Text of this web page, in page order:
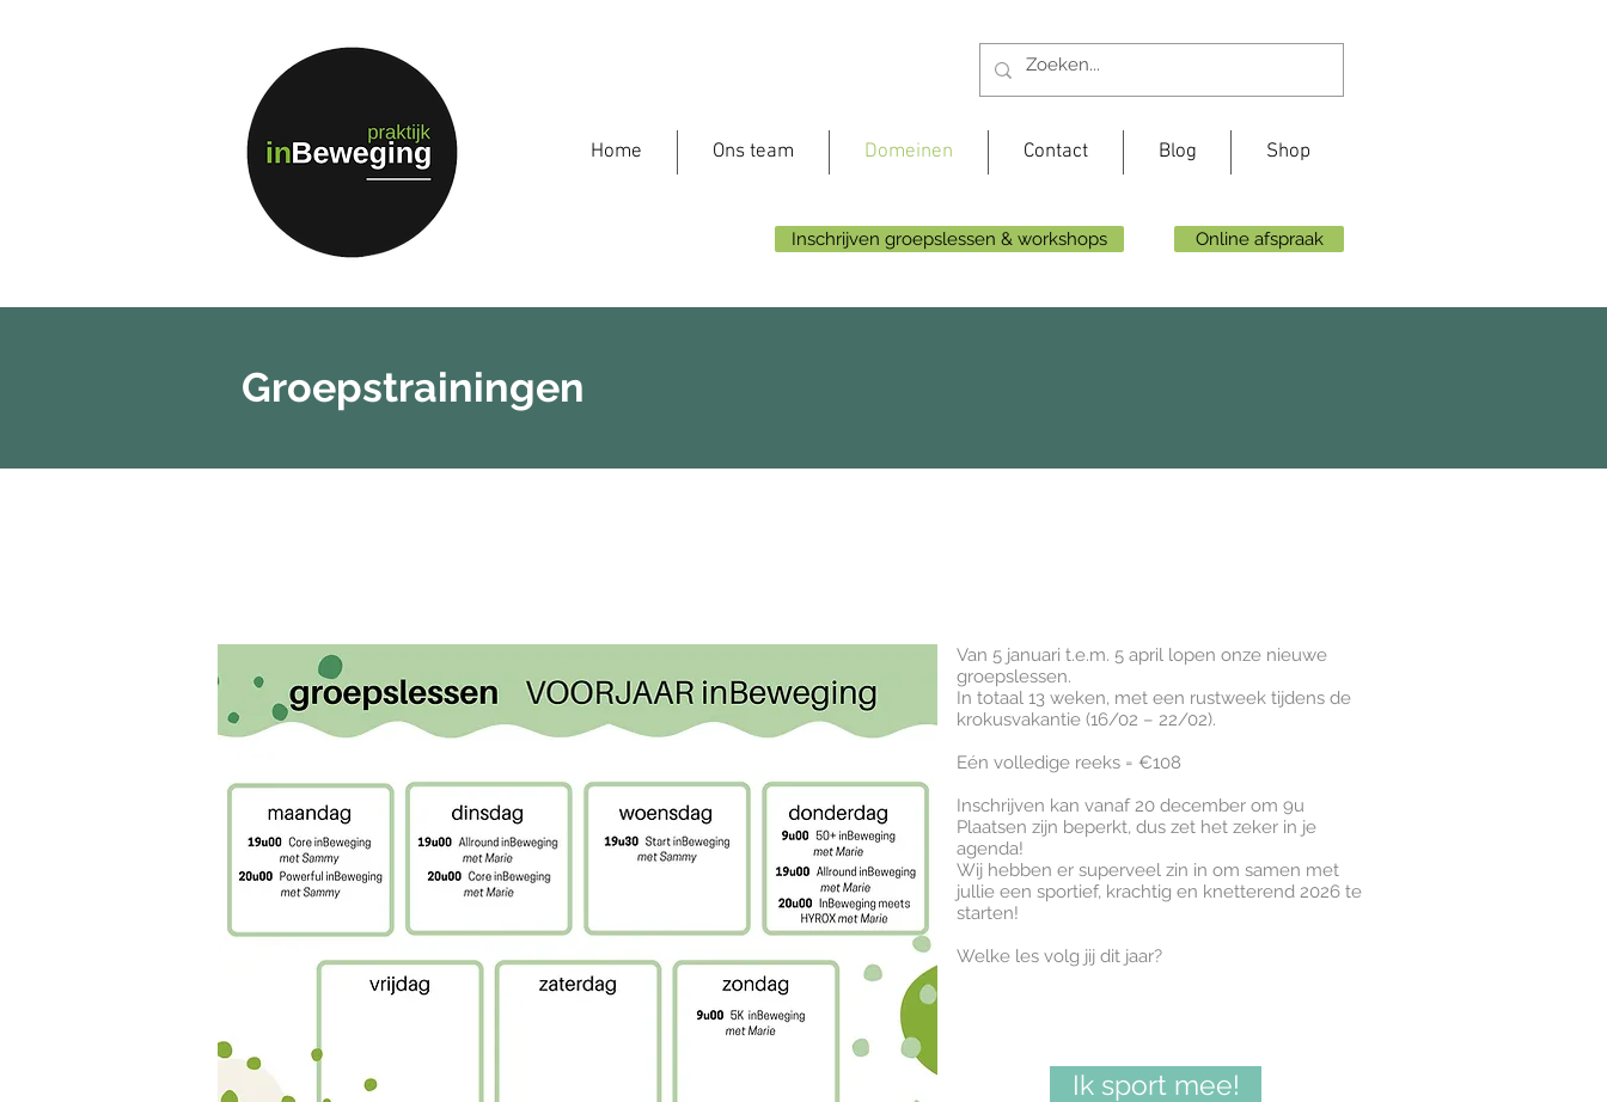
Home Ons team Domeinen Contact Blog Shop
Inschrijven groepslessen & workshops Online afspraak
Groepstrainingen
Van 5 januari t.e.m. 5 april lopen onze nieuwe
groepslessen.
In totaal 13 weken, met een rustweek tijdens de
krokusvakantie (16/02 – 22/02).
Eén volledige reeks = €108
Inschrijven kan vanaf 20 december om 9u
Plaatsen zijn beperkt, dus zet het zeker in je
agenda!
Wij hebben er superveel zin in om samen met
jullie een sportief, krachtig en knetterend 2026 te
starten!
Welke les volg jij dit jaar?
Ik sport mee!